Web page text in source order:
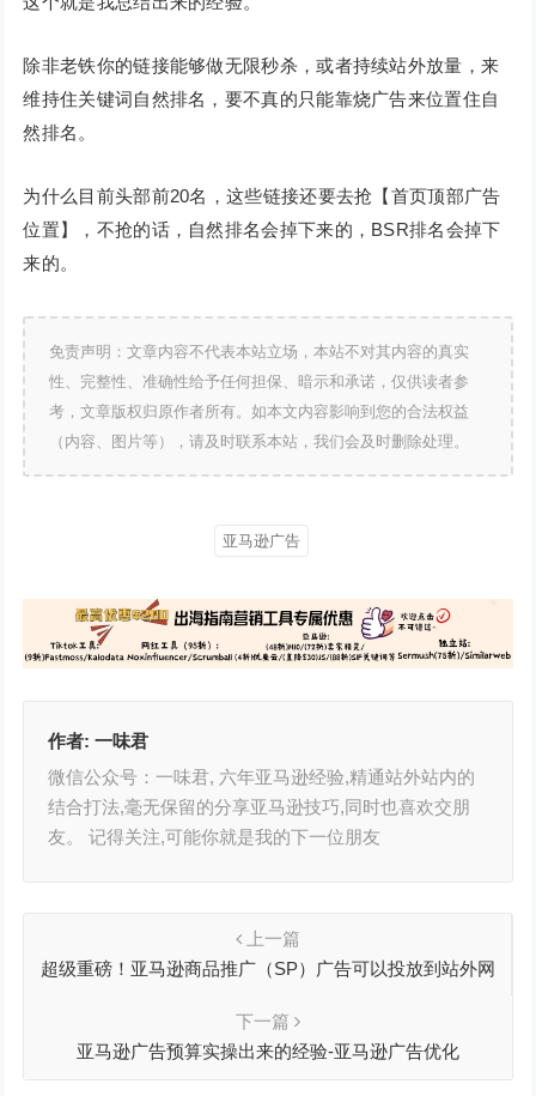
除非老铁你的链接能够做无限秒杀，或者持续站外放量，来
维持住关键词自然排名，要不真的只能靠烧广告来位置住自
然排名。
为什么目前头部前20名，这些链接还要去抢【首页顶部广告
位置】，不抢的话，自然排名会掉下来的，BSR排名会掉下
来的。
免责声明：文章内容不代表本站立场，本站不对其内容的真实
性、完整性、准确性给予任何担保、暗示和承诺，仅供读者参
考，文章版权归原作者所有。如本文内容影响到您的合法权益
（内容、图片等），请及时联系本站，我们会及时删除处理。
亚马逊广告
作者:一味君
微信公众号：一味君, 六年亚马逊经验,精通站外站内的
结合打法,毫无保留的分享亚马逊技巧,同时也喜欢交朋
友。 记得关注,可能你就是我的下一位朋友
上一篇
超级重磅！亚马逊商品推广（SP）广告可以投放到站外网
下一篇
亚马逊广告预算实操出来的经验-亚马逊广告优化